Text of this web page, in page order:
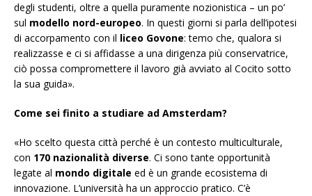
degli studenti, oltre a quella puramente nozionistica – un po’
sul modello nord-europeo. In questi giorni si parla dell’ipotesi
di accorpamento con il liceo Govone: temo che, qualora si
realizzasse e ci si affidasse a una dirigenza più conservatrice,
ciò possa compromettere il lavoro già avviato al Cocito sotto
la sua guida».
Come sei finito a studiare ad Amsterdam?
«Ho scelto questa città perché è un contesto multiculturale,
con 170 nazionalità diverse. Ci sono tante opportunità
legate al mondo digitale ed è un grande ecosistema di
innovazione. L’università ha un approccio pratico. C’è